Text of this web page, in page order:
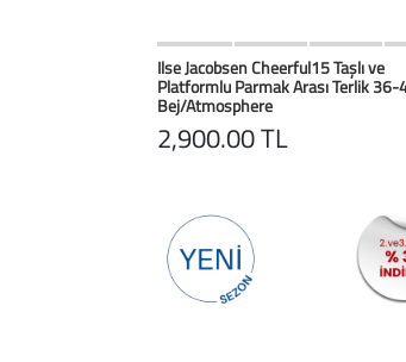
HIZLI BAK
Ilse Jacobsen Cheerful15 Taşlı ve
Platformlu Parmak Arası Terlik 36-
Bej/Atmosphere
2,900.00 TL